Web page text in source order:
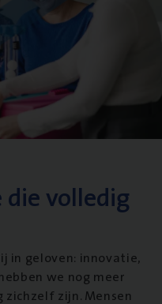
volledig
in geloven: innovatie,
we nog meer
zijn. Mensen